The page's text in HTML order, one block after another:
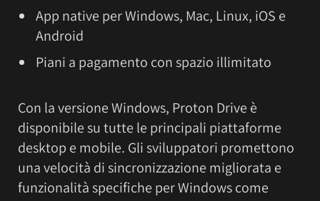
App native per Windows, Mac, Linux, iOS e
Android
Piani a pagamento con spazio illimitato
Con la versione Windows, Proton Drive è
disponibile su tutte le principali piattaforme
desktop e mobile. Gli sviluppatori promettono
una velocità di sincronizzazione migliorata e
funzionalità specifiche per Windows come